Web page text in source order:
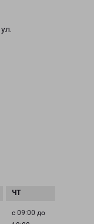
с 09:00 до